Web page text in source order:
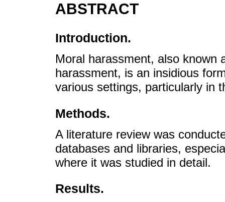
ABSTRACT
Introduction.
Moral harassment, also known
harassment, is an insidious
various settings, particularly in
Methods.
A literature review was
databases and libraries,
where it was studied in detail.
Results.